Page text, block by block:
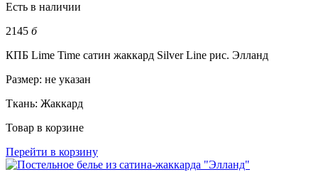
Есть в наличии
2145 б
КПБ Lime Time сатин жаккард Silver Line рис. Элланд
Размер: не указан
Ткань: Жаккард
Товар в корзине
Перейти в корзину